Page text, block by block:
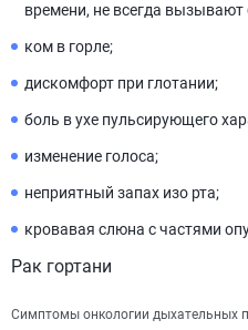
времени, не всегда
ком в горле;
дискомфорт при глотании;
боль в ухе пульсирующего
изменение голоса;
неприятный запах изо рта;
кровавая слюна с частями
Рак гортани
Симптомы онкологии дыхательных